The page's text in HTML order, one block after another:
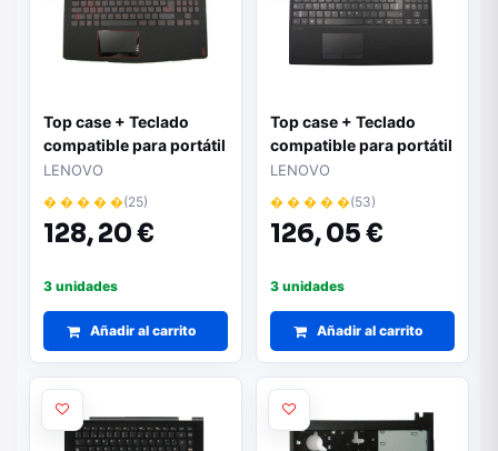
Top case + Teclado
compatible para portátil
LENOVO Y520-15IKBN
Negro 5CB0N00199
LENOVO
� � � � �(25)
128,20 €
3 unidades
Añadir al carrito
Top case + Teclado
compatible para portátil
LENOVO Y530-15ICH
Negro 5CB0R40192
LENOVO
� � � � �(53)
126,05 €
3 unidades
Añadir al carrito